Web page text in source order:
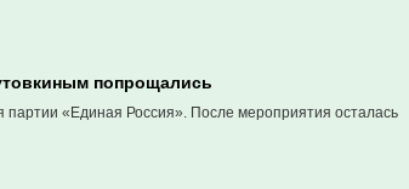
попрощались
партии «Единая Россия». После мероприятия осталась